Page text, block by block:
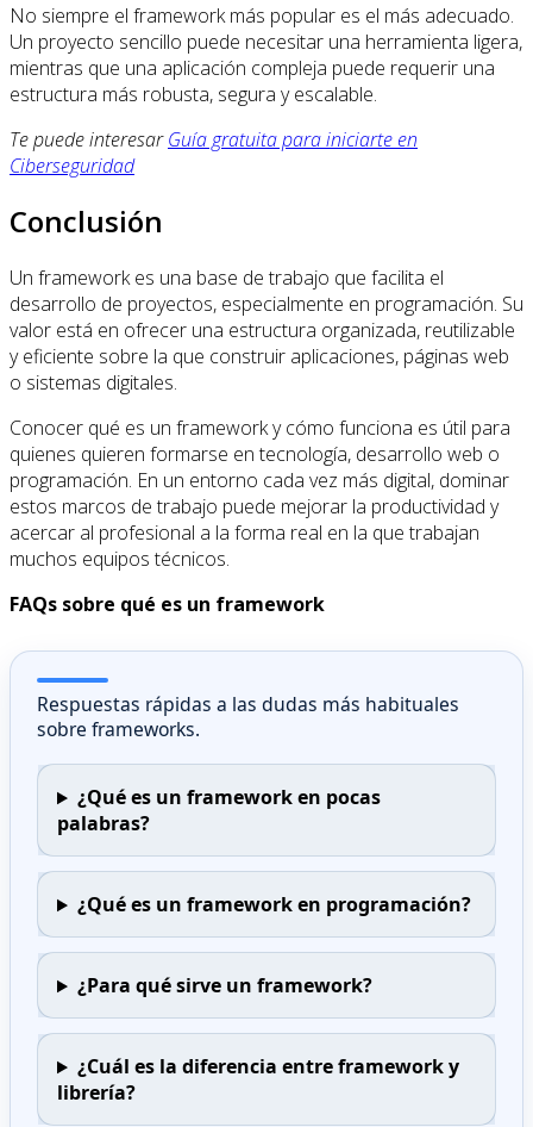
No siempre el framework más popular es el más adecuado.
Un proyecto sencillo puede necesitar una herramienta ligera,
mientras que una aplicación compleja puede requerir una
estructura más robusta, segura y escalable.
Te puede interesarGuía gratuita para iniciarte en
Ciberseguridad
Conclusión
Un framework es una base de trabajo que facilita el
desarrollo de proyectos, especialmente en programación. Su
valor está en ofrecer una estructura organizada, reutilizable
y eficiente sobre la que construir aplicaciones, páginas web
o sistemas digitales.
Conocer qué es un framework y cómo funciona es útil para
quienes quieren formarse en tecnología, desarrollo web o
programación. En un entorno cada vez más digital, dominar
estos marcos de trabajo puede mejorar la productividad y
acercar al profesional a la forma real en la que trabajan
muchos equipos técnicos.
FAQs sobre qué es un framework
Respuestas rápidas a las dudas más habituales
sobre frameworks.
¿Qué es un framework en pocas
palabras?
¿Qué es un framework en programación?
¿Para qué sirve un framework?
¿Cuál es la diferencia entre framework y
librería?